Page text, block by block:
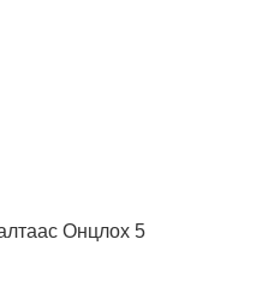
Онцлох 5